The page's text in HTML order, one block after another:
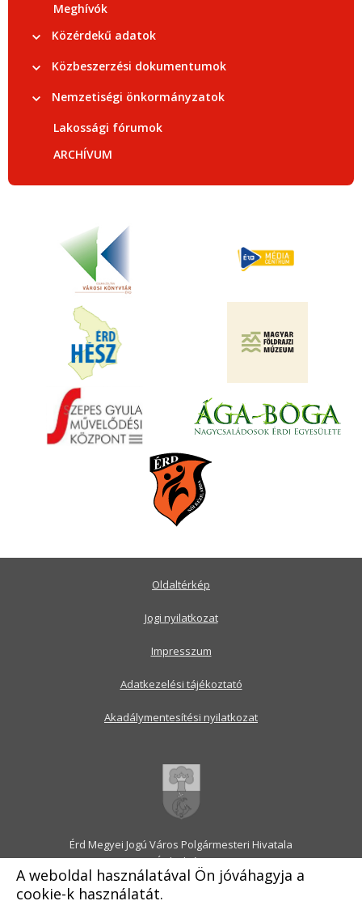
A weboldal használatával Ön jóváhagyja a
cookie-k használatát.
Meghívók
Közérdekű adatok
Közbeszerzési dokumentumok
Nemzetiségi önkormányzatok
Lakossági fórumok
ARCHÍVUM
Érd Megyei Jogú Város Polgármesteri Hivatala
2030 Érd, Alsó utca 1.
Levélcím: 2031 Érd, Pf.: 31
E-mail:onkormanyzat@erd.hu
Oldaltérkép
Jogi nyilatkozat
Impresszum
Adatkezelési tájékoztató
Akadálymentesítési nyilatkozat